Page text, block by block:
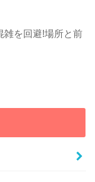
雑を回避!場所と前